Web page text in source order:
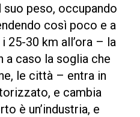
peso, occupando
così poco e a
25-30 km all’ora – la
a caso la soglia che
le città – entra in
e cambia
è un’industria, e